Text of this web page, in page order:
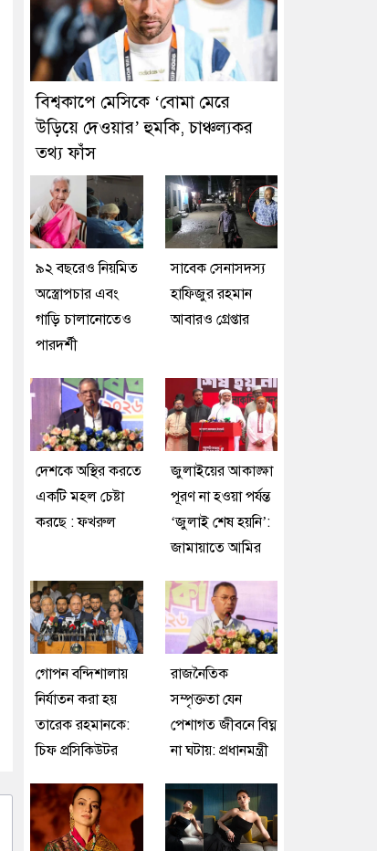
বিশ্বকাপে মেসিকে ‘বোমা মেরে
উড়িয়ে দেওয়ার’ হুমকি, চাঞ্চল্যকর
তথ্য ফাঁস
৯২ বছরেও নিয়মিত
অস্ত্রোপচার এবং
গাড়ি চালানোতেও
পারদর্শী
সাবেক সেনাসদস্য
হাফিজুর রহমান
আবারও গ্রেপ্তার
দেশকে অস্থির করতে
একটি মহল চেষ্টা
করছে : ফখরুল
জুলাইয়ের আকাঙ্ক্ষা
পূরণ না হওয়া পর্যন্ত
‘জুলাই শেষ হয়নি’:
জামায়াতে আমির
গোপন বন্দিশালায়
নির্যাতন করা হয়
তারেক রহমানকে:
চিফ প্রসিকিউটর
রাজনৈতিক
সম্পৃক্ততা যেন
পেশাগত জীবনে বিঘ্ন
না ঘটায়: প্রধানমন্ত্রী